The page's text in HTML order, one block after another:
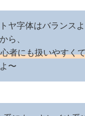
ヤ字体はバランス
ら、
者にも扱いやすく
〜